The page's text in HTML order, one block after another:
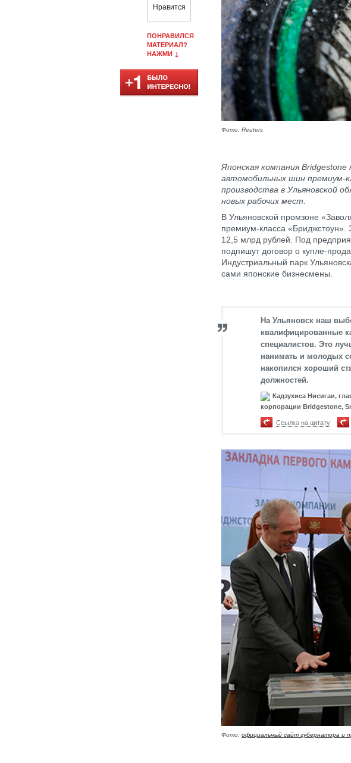
Нравится
ПОНРАВИЛСЯ
МАТЕРИАЛ?
НАЖМИ ↓
Фото: Reuters
Японская компания
автомобильных шин премиум-
производства в Ульяновской
новых рабочих мест.
В Ульяновской промзоне
премиум-класса
12,5 млрд рублей. Под
подпишут договор о купле-
Индустриальный парк
сами японские бизнесмены.
На Ульяновск наш
квалифицированные
специалистов. Это
нанимать и молодых
накопился хороший
должностей.
Кадзухиса Нисигаи,
корпорации Bridgestone,
Ссылка на цитату
Фото: официальный сайт губернатора и